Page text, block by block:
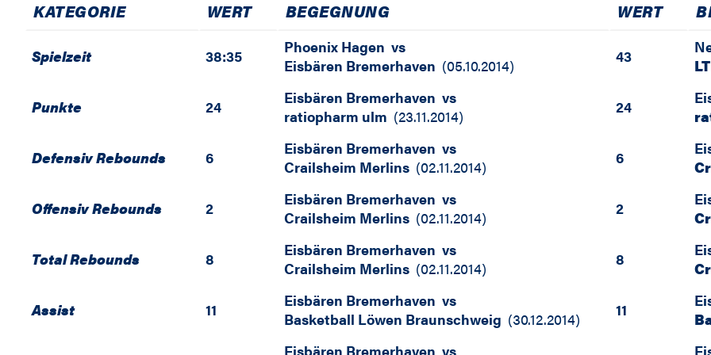
KATEGORIE WERT BEGEGNUNG WERT
Spielzeit 38:35 Phoenix Hagen vs
Eisbären Bremerhaven (05.10.2014) 43
Punkte 24 Eisbären Bremerhaven vs
ratiopharm ulm (23.11.2014) 24
Defensiv Rebounds 6 Eisbären Bremerhaven vs
Crailsheim Merlins (02.11.2014) 6
Offensiv Rebounds 2 Eisbären Bremerhaven vs
Crailsheim Merlins (02.11.2014) 2
Total Rebounds 8 Eisbären Bremerhaven vs
Crailsheim Merlins (02.11.2014) 8
Assist 11 Eisbären Bremerhaven vs
Basketball Löwen Braunschweig (30.12.2014) 11
Eisbären Bremerhaven vs